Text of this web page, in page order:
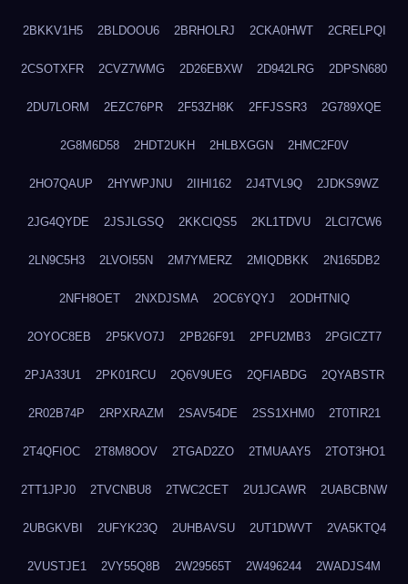
2BKKV1H5 2BLDOOU6 2BRHOLRJ 2CKA0HWT 2CRELPQI
2CSOTXFR 2CVZ7WMG 2D26EBXW 2D942LRG 2DPSN680
2DU7LORM 2EZC76PR 2F53ZH8K 2FFJSSR3 2G789XQE
2G8M6D58 2HDT2UKH 2HLBXGGN 2HMC2F0V
2HO7QAUP 2HYWPJNU 2IIHI162 2J4TVL9Q 2JDKS9WZ
2JG4QYDE 2JSJLGSQ 2KKCIQS5 2KL1TDVU 2LCI7CW6
2LN9C5H3 2LVOI55N 2M7YMERZ 2MIQDBKK 2N165DB2
2NFH8OET 2NXDJSMA 2OC6YQYJ 2ODHTNIQ
2OYOC8EB 2P5KVO7J 2PB26F91 2PFU2MB3 2PGICZT7
2PJA33U1 2PK01RCU 2Q6V9UEG 2QFIABDG 2QYABSTR
2R02B74P 2RPXRAZM 2SAV54DE 2SS1XHM0 2T0TIR21
2T4QFIOC 2T8M8OOV 2TGAD2ZO 2TMUAAY5 2TOT3HO1
2TT1JPJ0 2TVCNBU8 2TWC2CET 2U1JCAWR 2UABCBNW
2UBGKVBI 2UFYK23Q 2UHBAVSU 2UT1DWVT 2VA5KTQ4
2VUSTJE1 2VY55Q8B 2W29565T 2W496244 2WADJS4M